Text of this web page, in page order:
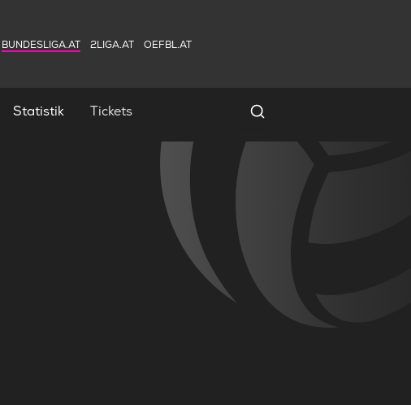
BUNDESLIGA.AT 2LIGA.AT OEFBL.AT
Statistik Tickets Spielersuche